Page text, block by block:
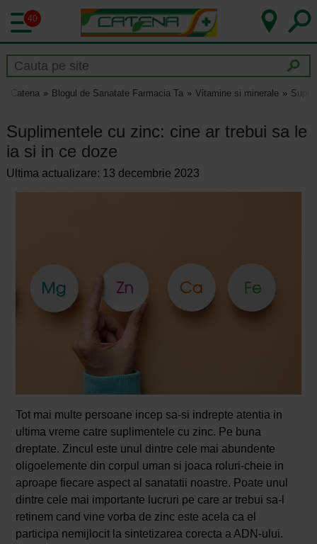
40
Catena Blogul de Sanatate Farmacia Ta Vitamine si minerale
Suplimentele cu zinc: cine ar trebui sa le
ia si in ce doze
Ultima actualizare: 13 decembrie 2023
Tot mai multe persoane incep sa-si indrepte atentia in
ultima vreme catre suplimentele cu zinc. Pe buna
dreptate. Zincul este unul dintre cele mai abundente
oligoelemente din corpul uman si joaca roluri-cheie in
aproape fiecare aspect al sanatatii noastre. Poate unul
dintre cele mai importante lucruri pe care ar trebui sa-l
retinem cand vine vorba de zinc este acela ca el
participa nemijlocit la sintetizarea corecta a ADN-ului.